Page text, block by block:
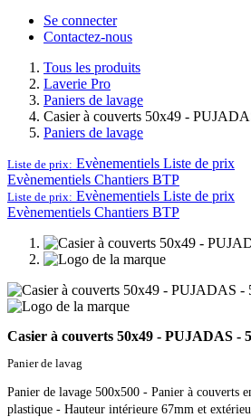
Se connecter
Contactez-nous
Tous les produits
Laverie Pro
Paniers de lavage
Casier à couverts 50x49 -
Paniers de lavage
Liste de prix: Evènementiels Liste de prix
Evènementiels Chantiers BTP
Liste de prix: Evènementiels Liste de prix
Evènementiels Chantiers BTP
Casier à couverts 50x49 - PUJADAS -
Panier de lavag
Panier de lavage 500x500 - Panier à couverts
plastique - Hauteur intérieure 67mm et